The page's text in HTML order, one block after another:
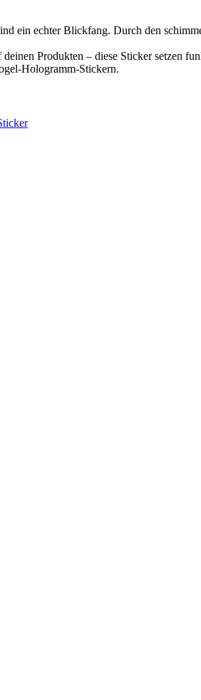
ein echter Blickfang. Durch den
Produkten – diese Sticker setzen
Hologramm-Stickern.